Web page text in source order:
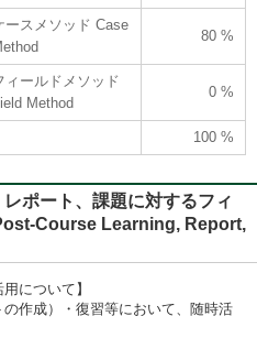
ースメソッド Case
80 %
ィールドメソッド
Method
0 %
100 %
ポート、課題に対するフィ
Course Learning, Report,
について】
作成）・復習等において、随時活